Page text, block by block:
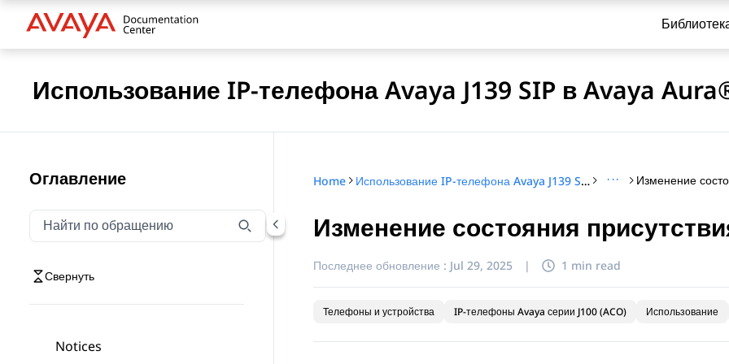
Использование IP-телефона Avaya J139 SIP в Avaya
Оглавление
Фильтровать навигацию по обращению
Введите текст для фильтрации элементов навигации по обращению
Свернуть
Notices
Home Использование IP-телефона Avaya J139 SIP в Avaya Aura® ··· Изменение
Изменение состояния
Последнее обновление : Jul 29, 2025 | 1 min read
Телефоны и устройства IP-телефоны Avaya серии J100 (ACO) Использование